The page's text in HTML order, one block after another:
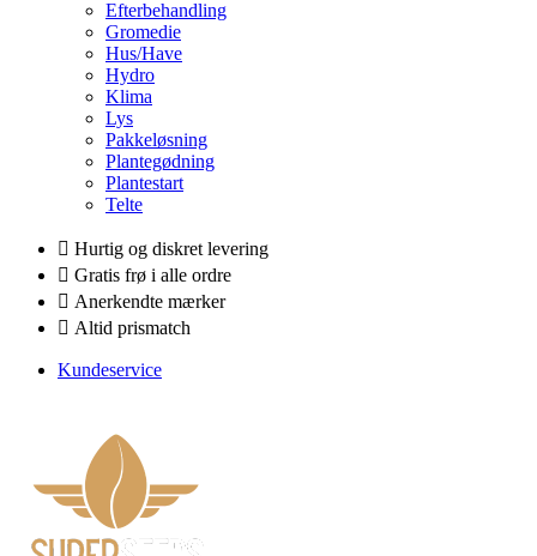
Efterbehandling
Gromedie
Hus/Have
Hydro
Klima
Lys
Pakkeløsning
Plantegødning
Plantestart
Telte
Hurtig og diskret levering
Gratis frø i alle ordre
Anerkendte mærker
Altid prismatch
Kundeservice